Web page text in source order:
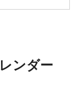
ンダー